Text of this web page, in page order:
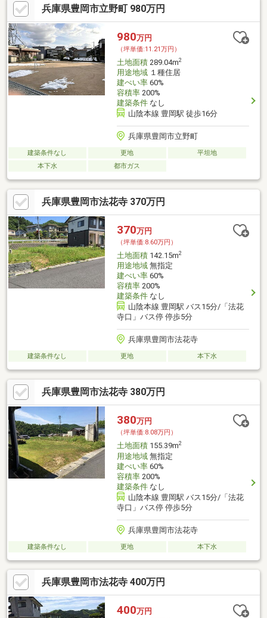
兵庫県豊岡市立野町 980万円
980万円
（坪単価:11.21万円）
土地面積289.04m2
用途地域１種住居
建ぺい率60%
容積率200%
建築条件なし
山陰本線 豊岡駅 徒歩16分
兵庫県豊岡市立野町
建築条件なし 更地
平坦地
本下水
都市ガス
兵庫県豊岡市法花寺 370万円
370万円
（坪単価:8.60万円）
土地面積142.15m2
用途地域無指定
建ぺい率60%
容積率200%
建築条件なし
山陰本線 豊岡駅 バス15分/「法花
寺口」バス停 停歩5分
兵庫県豊岡市法花寺
建築条件なし 更地 本下水
兵庫県豊岡市法花寺 380万円
380万円
（坪単価:8.08万円）
土地面積155.39m2
用途地域無指定
建ぺい率60%
容積率200%
建築条件なし
山陰本線 豊岡駅 バス15分/「法花
寺口」バス停 停歩5分
兵庫県豊岡市法花寺
建築条件なし 更地 本下水
兵庫県豊岡市法花寺 400万円
400万円